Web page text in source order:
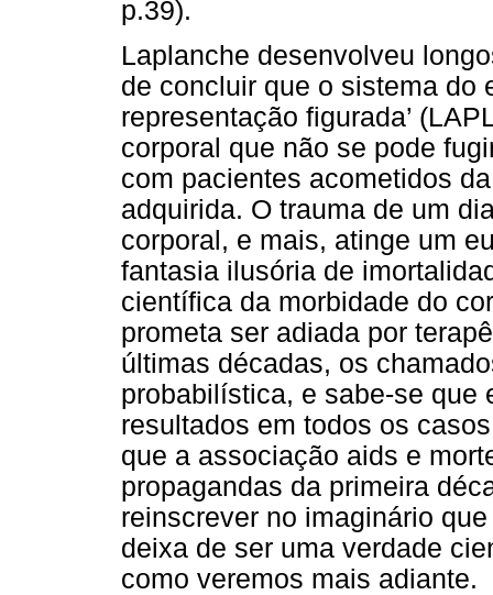
p.39).
Laplanche desenvolveu
de concluir que o sistema do
representação figurada’
corporal que não se pode
com pacientes acometidos
adquirida. O trauma de um
corporal, e mais, atinge um
fantasia ilusória de
científica da morbidade do
prometa ser adiada por
últimas décadas, os
probabilística, e sabe-se que
resultados em todos os
que a associação aids e
propagandas da primeira
reinscrever no imaginário
deixa de ser uma verdade
como veremos mais adiante.